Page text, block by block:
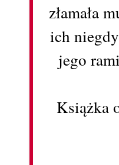
złamała
ich
jego
Książka